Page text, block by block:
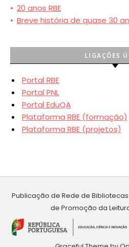
• 20 anos RBE
• Breve história de quase 30
LIGAÇÕES
Portal RBE
Portal PNL
Portal EduQA
Plataforma RBE (formação)
Plataforma RBE (projetos)
Publicação de Rede de
de Promoção da Leitura